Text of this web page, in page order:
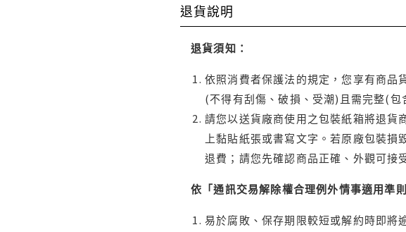
退貨說明
退貨須知：
依照消費者保護法的規定，您享有商
(不得有刮傷、破損、受潮)且需完整(包
請您以送貨廠商使用之包裝紙箱將退貨
上黏貼紙張或書寫文字。若原廠包裝
退費；請您先確認商品正確、外觀可接
依「通訊交易解除權合理例外情事適用準
易於腐敗、保存期限較短或解約時即將